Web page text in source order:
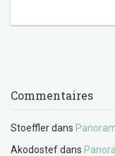
Commentaires
Stoefflerdans
Akodostefdans